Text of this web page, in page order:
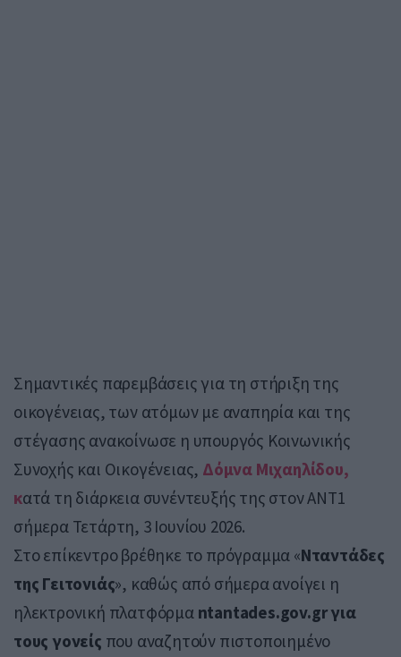
Σημαντικές παρεμβάσεις για τη στήριξη της
οικογένειας, των ατόμων με αναπηρία και της
στέγασης ανακοίνωσε η υπουργός Κοινωνικής
Συνοχής και Οικογένειας, Δόμνα Μιχαηλίδου,
κατά τη διάρκεια συνέντευξής της στον ΑΝΤ1
σήμερα Τετάρτη, 3 Ιουνίου 2026.
Στο επίκεντρο βρέθηκε το πρόγραμμα «Νταντάδες
της Γειτονιάς», καθώς από σήμερα ανοίγει η
ηλεκτρονική πλατφόρμα ntantades.gov.gr για
τους γονείς που αναζητούν πιστοποιημένο